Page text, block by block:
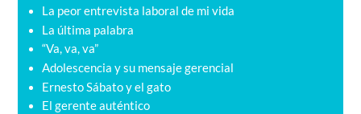
La peor entrevista laboral de mi vida
La última palabra
“Va, va, va”
Adolescencia y su mensaje gerencial
Ernesto Sábato y el gato
El gerente auténtico